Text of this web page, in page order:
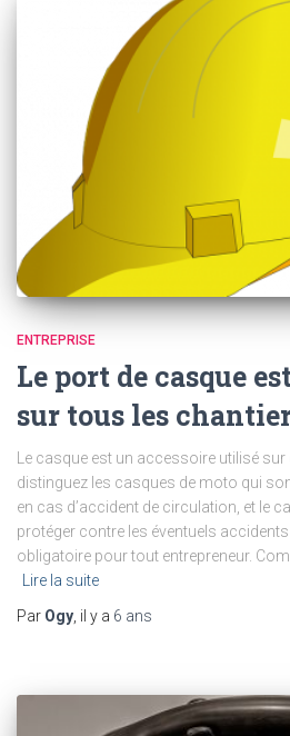
ENTREPRISE
Le port de casque
sur tous les
Le casque est un accessoire utilisé
distinguez les casques de moto qui
en cas d’accident de circulation, et le
protéger contre les éventuels
obligatoire pour tout entrepreneur.
Lire la suite
Par Ogy, il y a 6 ans